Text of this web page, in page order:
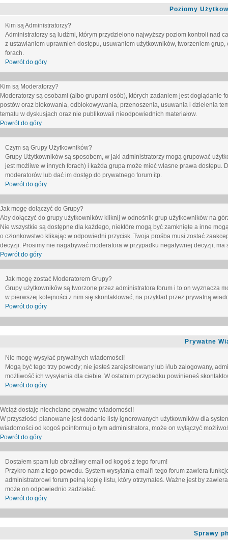
Poziomy
Kim są Administratorzy?
Administratorzy są ludźmi, którym przydzielono najwyższy poziom kontroli nad
z ustawianiem uprawnień dostępu, usuwaniem użytkowników, tworzeniem
forach.
Powrót do góry
Kim są Moderatorzy?
Moderatorzy są osobami (albo grupami osób), których zadaniem jest
postów oraz blokowania, odblokowywania, przenoszenia, usuwania i dzielenia
tematu w dyskusjach oraz nie publikowali nieodpowiednich materiałow.
Powrót do góry
Czym są Grupy Użytkowników?
Grupy Użytkowników są sposobem, w jaki administratorzy mogą grupować
jest możliwe w innych forach) i każda grupa może mieć własne prawa
moderatorów lub dać im dostęp do prywatnego forum itp.
Powrót do góry
Jak mogę dołączyć do Grupy?
Aby dołączyć do grupy użytkowników kliknij w odnośnik grup użytkowników na
Nie wszystkie są dostępne dla każdego, niektóre mogą być zamknięte a inne
o członkowstwo klikając w odpowiedni przycisk. Twoja prośba musi zostać
decyzji. Prosimy nie nagabywać moderatora w przypadku negatywnej decyzji, ma
Powrót do góry
Jak mogę zostać Moderatorem Grupy?
Grupy użytkowników są tworzone przez administratora forum i to on wyznacza
w pierwszej kolejności z nim się skontaktować, na przykład przez prywatną
Powrót do góry
Prywatne
Nie mogę wysyłać prywatnych wiadomości!
Mogą być tego trzy powody; nie jesteś zarejestrowany lub i/lub zalogowany,
możliwość ich wysyłania dla ciebie. W ostatnim przypadku powinieneś
Powrót do góry
Wciąż dostaję niechciane prywatne wiadomości!
W przyszłości planowane jest dodanie listy ignorowanych użytkowników dla
wiadomości od kogoś poinformuj o tym administratora, może on wyłączyć
Powrót do góry
Dostałem spam lub obraźliwy email od kogoś z tego forum!
Przykro nam z tego powodu. System wysyłania email'i tego forum zawiera
administratorowi forum pełną kopię listu, który otrzymałeś. Ważne jest by
może on odpowiednio zadziałać.
Powrót do góry
Sprawy